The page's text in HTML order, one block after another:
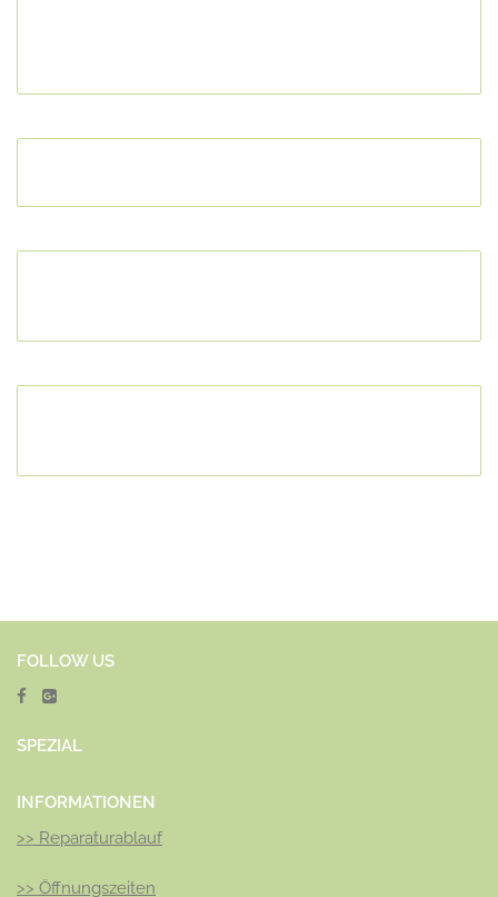
FOLLOW US
SPEZIAL
INFORMATIONEN
>> Reparaturablauf
>> Öffnungszeiten